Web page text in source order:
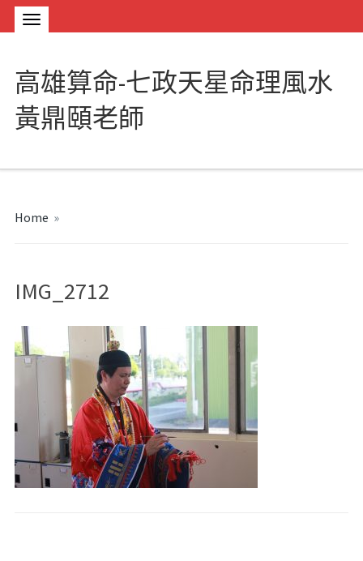
高雄算命-七政天星命理風水
黃鼎頤老師
Home »
IMG_2712